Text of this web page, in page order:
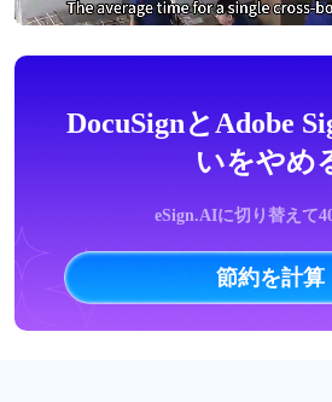
DocuSignとAdobe
いをやめ
eSign.AIに切り替えて
節約を計算